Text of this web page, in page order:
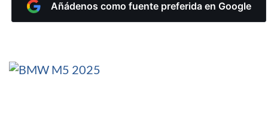
Añádenos como fuente preferida en Google